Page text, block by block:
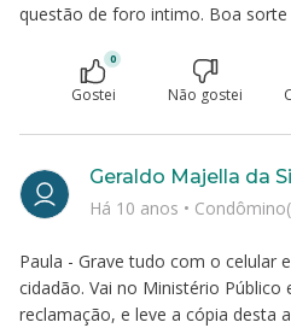
questão de foro intimo. Boa sorte
0
Gostei Não gostei
Paula - Grave tudo com o celular
cidadão. Vai no Ministério Público
reclamação, e leve a cópia desta
Geraldo Majella da
Há 10 anos •